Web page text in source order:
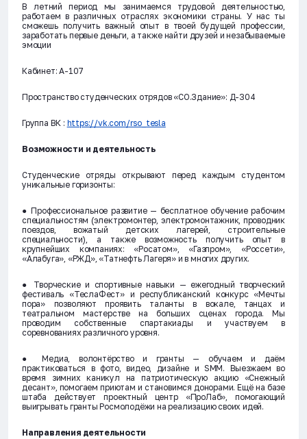
В летний период мы занимаемся трудовой деятельностью,
работаем в различных отраслях экономики страны. У нас ты
сможешь получить важный опыт в твоей будущей профессии,
заработать первые деньги, а также найти друзей и незабываемые
эмоции
Кабинет: А-107
Пространство студенческих отрядов «СО.Здание»: Д-304
Группа ВК : https://vk.com/rso_tesla
Возможности и деятельность
Студенческие отряды открывают перед каждым студентом
уникальные горизонты:
● Профессиональное развитие — бесплатное обучение рабочим
специальностям (электромонтер, электромонтажник, проводник
поездов, вожатый детских лагерей, строительные
специальности), а также возможность получить опыт в
крупнейших компаниях: «Росатом», «Газпром», «Россети»,
«Алабуга», «РЖД», «Татнефть Лагеря» и в многих других.
● Творческие и спортивные навыки — ежегодный творческий
фестиваль «ТеслаФест» и республиканский конкурс «Мечты
пора» позволяют проявить таланты в вокале, танцах и
театральном мастерстве на больших сценах города. Мы
проводим собственные спартакиады и участвуем в
соревнованиях различного уровня.
● Медиа, волонтёрство и гранты — обучаем и даём
практиковаться в фото, видео, дизайне и SMM. Выезжаем во
время зимних каникул на патриотическую акцию «Снежный
десант», помогаем приютам и становимся донорами. Ещё на базе
штаба действует проектный центр «ПроЛаб», помогающий
выигрывать гранты Росмолодёжи на реализацию своих идей.
Направления деятельности